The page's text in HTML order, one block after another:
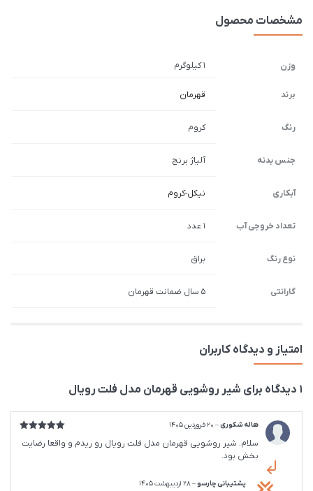
مشخصات محصول
وزن 1 کیلوگرم
برند قهرمان
رنگ کروم
جنس بدنه آلیاژ برنج
آبکاری نیکل-کروم
تعداد خروجی آب 1 عدد
نوع رنگ براق
گارانتی 5 سال ضمانت قهرمان
امتیاز و دیدگاه کاربران
1 دیدگاه برای شیر روشویی قهرمان مدل فلت رویال
5
هاله شکوری– 20 فروردین 1405
سلام. شیر روشویی قهرمان مدل فلت رویال رو ریدم و واقعا رضایت
بخش بود.
پشتیبانی چارسو–28 اردیبهشت 1405